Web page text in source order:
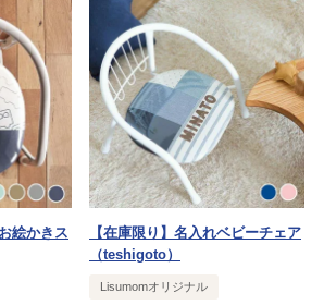
絵かきス
【在庫限り】名入れベビーチェア
（teshigoto）
Lisumomオリジナル